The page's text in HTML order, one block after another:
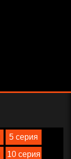
5 серия
10 серия